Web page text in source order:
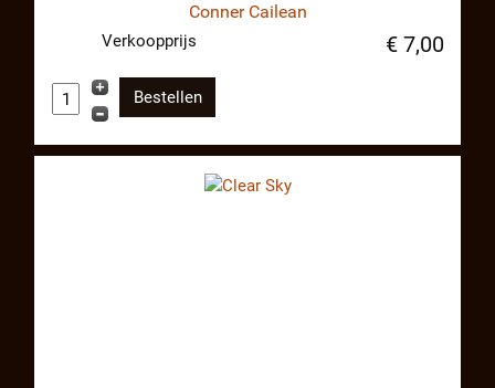
Conner Cailean
Verkoopprijs € 7,00